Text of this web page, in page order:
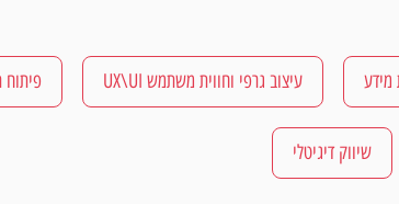
מידע עיצוב גרפי וחווית משתמש UX\UI פיתוח
שיווק דיגיטלי